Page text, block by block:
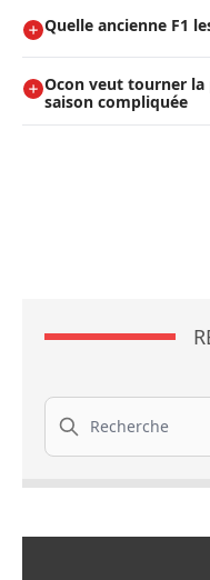
Quelle ancienne F1
Ocon veut tourner la
saison compliquée
Recherche